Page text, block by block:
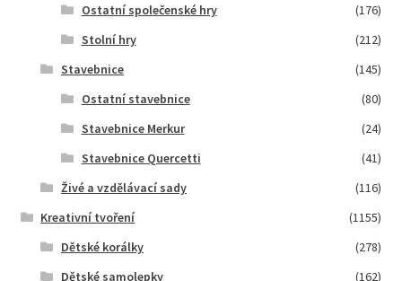
Ostatní společenské hry
(176)
Stolní hry
(212)
Stavebnice
(145)
Ostatní stavebnice
(80)
Stavebnice Merkur
(24)
Stavebnice Quercetti
(41)
Živé a vzdělávací sady
(116)
Kreativní tvoření
(1155)
Dětské korálky
(278)
Dětské samolepky
(162)